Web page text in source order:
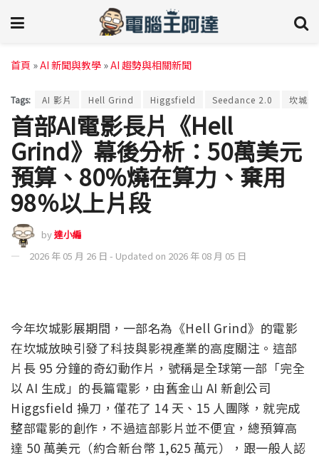
首頁 »AI 新聞與教學 »AI 趨勢與相關新聞
Tags: AI 影片 Hell Grind Higgsfield Seedance 2.0 坎城影
首部AI電影長片《Hell
Grind》幕後分析：50萬美元
預算、80%燒在算力、棄用
98％以上片段
by達小編
2026 年 05 月 26 日 - Updated on 2026 年 08 月 05 日
今年坎城影展期間，一部名為《Hell Grind》的電影
在坎城放映引發了科技與影視產業的高度關注。這部
片長 95 分鐘的奇幻動作片，號稱是全球第一部「完全
以 AI 生成」的長篇電影，由舊金山 AI 新創公司
Higgsfield 操刀，僅花了 14 天、15 人團隊，就完成
整部電影的創作，不過這部影片並不便宜，總預算高
達 50 萬美元（約合新台幣 1,625 萬元），跟一般人認